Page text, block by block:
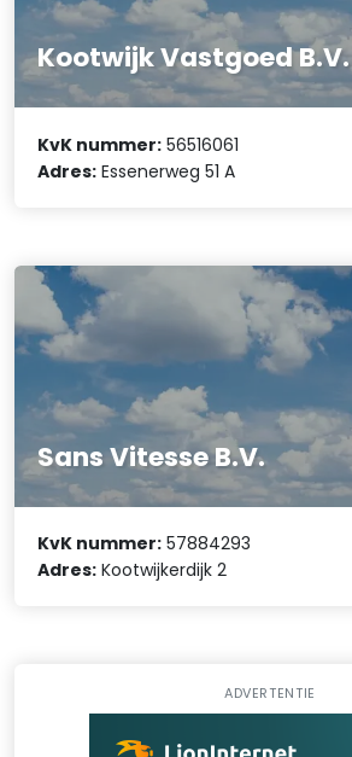
Kootwijk Vastgoed B.V.
KvK nummer: 56516061
Adres: Essenerweg 51 A
Sans Vitesse B.V.
KvK nummer: 57884293
Adres: Kootwijkerdijk 2
ADVERTENTIE